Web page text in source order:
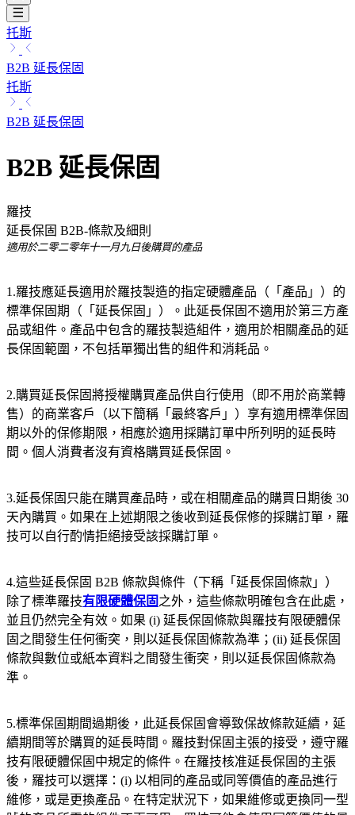
托斯
B2B 延長保固
托斯
B2B 延長保固
B2B 延長保固
羅技
延長保固 B2B-條款及細則
適用於二零二零年十一月九日後購買的產品
1.羅技應延長適用於羅技製造的指定硬體產品（「產品」）的
標準保固期（「延長保固」）。此延長保固不適用於第三方產
品或組件。產品中包含的羅技製造組件，適用於相關產品的延
長保固範圍，不包括單獨出售的組件和消耗品。
2.購買延長保固將授權購買產品供自行使用（即不用於商業轉
售）的商業客戶（以下簡稱「最終客戶」）享有適用標準保固
期以外的保修期限，相應於適用採購訂單中所列明的延長時
間。個人消費者沒有資格購買延長保固。
3.延長保固只能在購買產品時，或在相關產品的購買日期後 30
天內購買。如果在上述期限之後收到延長保修的採購訂單，羅
技可以自行酌情拒絕接受該採購訂單。
4.這些延長保固 B2B 條款與條件（下稱「延長保固條款」）
除了標準羅技有限硬體保固之外，這些條款明確包含在此處，
並且仍然完全有效。如果 (i) 延長保固條款與羅技有限硬體保
固之間發生任何衝突，則以延長保固條款為準；(ii) 延長保固
條款與數位或紙本資料之間發生衝突，則以延長保固條款為
準。
5.標準保固期間過期後，此延長保固會導致保故條款延續，延
續期間等於購買的延長時間。羅技對保固主張的接受，遵守羅
技有限硬體保固中規定的條件。在羅技核准延長保固的主張
後，羅技可以選擇：(i) 以相同的產品或同等價值的產品進行
維修，或是更換產品。在特定狀況下，如果維修或更換同一型